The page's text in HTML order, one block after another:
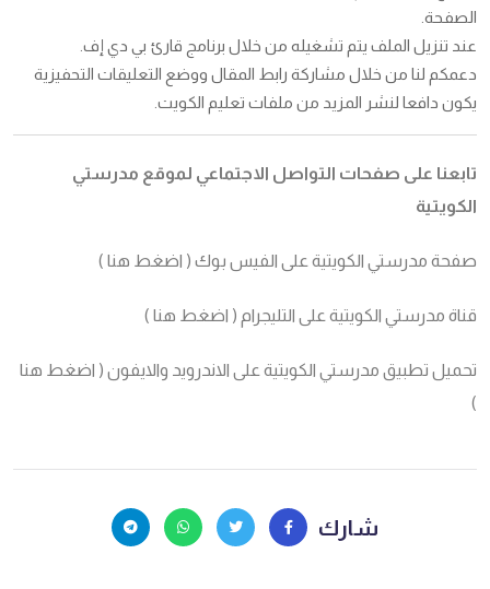
الصفحة.
عند تنزيل الملف يتم تشغيله من خلال برنامج قارئ بي دي إف.
دعمكم لنا من خلال مشاركة رابط المقال ووضع التعليقات التحفيزية
يكون دافعا لنشر المزيد من ملفات تعليم الكويت.
تابعنا على صفحات التواصل الاجتماعي لموقع مدرستي
الكويتية
صفحة مدرستي الكويتية على الفيس بوك ( اضغط هنا )
قناة مدرستي الكويتية على التليجرام ( اضغط هنا )
تحميل تطبيق مدرستي الكويتية على الاندرويد والايفون ( اضغط هنا
)
شارك